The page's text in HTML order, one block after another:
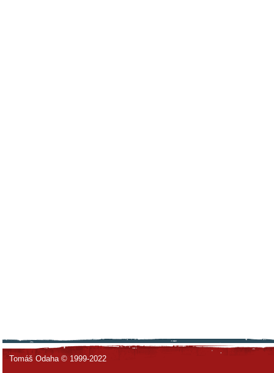
Tomáš Odaha © 1999-2022